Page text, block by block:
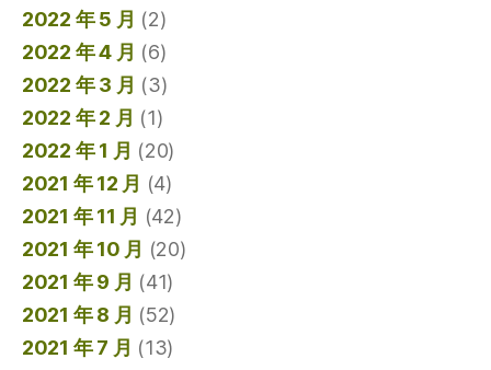
2022 年 5 月 (2)
2022 年 4 月 (6)
2022 年 3 月 (3)
2022 年 2 月 (1)
2022 年 1 月 (20)
2021 年 12 月 (4)
2021 年 11 月 (42)
2021 年 10 月 (20)
2021 年 9 月 (41)
2021 年 8 月 (52)
2021 年 7 月 (13)